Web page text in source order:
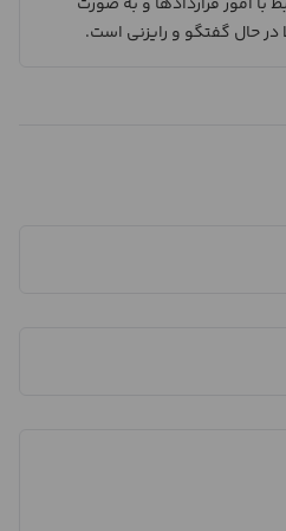
در حال گفتگو و رایزنی است.